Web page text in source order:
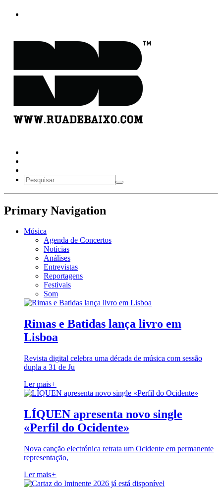
Primary Navigation
Música
Agenda de Concertos
Notícias
Análises
Entrevistas
Reportagens
Festivais
Som
Rimas e Batidas lança livro em
Lisboa
Revista digital celebra uma década de música com sessão
dupla a 31 de Ju
Ler mais+
LÍQUEN apresenta novo single
«Perfil do Ocidente»
Nova canção electrónica retrata um Ocidente em permanente
representação,
Ler mais+